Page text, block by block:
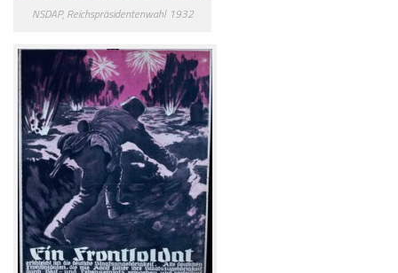
NSDAP, Reichspräsidentenwahl 1932